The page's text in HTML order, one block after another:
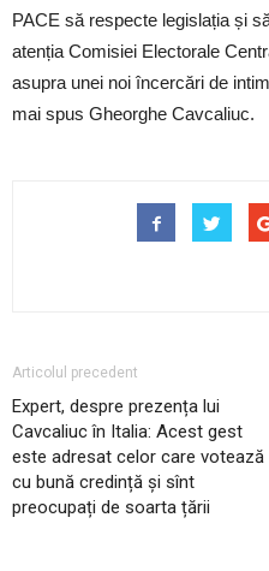
PACE să respecte legislația și
atenția Comisiei Electorale
asupra unei noi încercări de
mai spus Gheorghe Cavcaliuc.
Articolul precedent
Expert, despre prezența lui
Cavcaliuc în Italia: Acest gest
este adresat celor care votează
cu bună credință și sînt
preocupați de soarta țării